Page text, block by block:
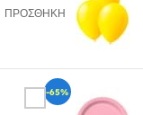
ΠΡΟΣΘΉΚΗ
-65%